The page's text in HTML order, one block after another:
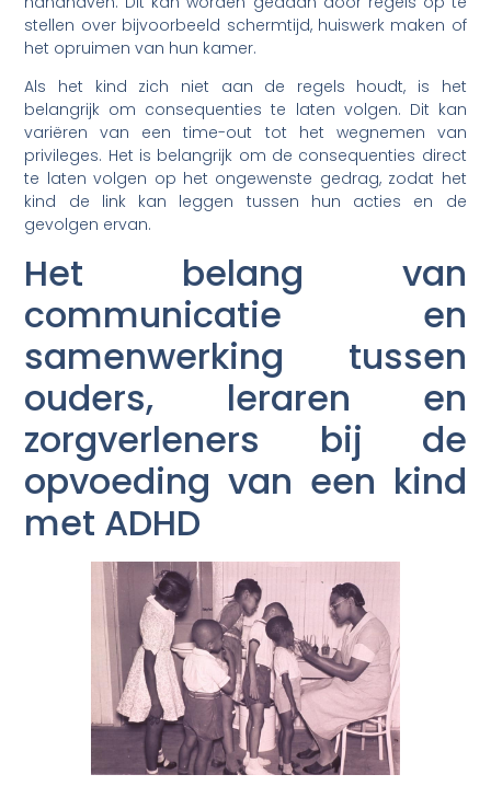
stellen over bijvoorbeeld schermtijd, huiswerk maken of
het opruimen van hun kamer.
Als het kind zich niet aan de regels houdt, is het
belangrijk om consequenties te laten volgen. Dit kan
variëren van een time-out tot het wegnemen van
privileges. Het is belangrijk om de consequenties direct
te laten volgen op het ongewenste gedrag, zodat het
kind de link kan leggen tussen hun acties en de
gevolgen ervan.
Het belang van
communicatie en
samenwerking tussen
ouders, leraren en
zorgverleners bij de
opvoeding van een kind
met ADHD